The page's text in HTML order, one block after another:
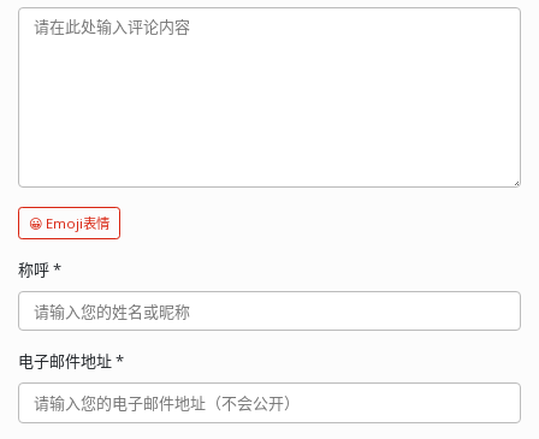
😀 Emoji表情
称呼*
电子邮件地址*